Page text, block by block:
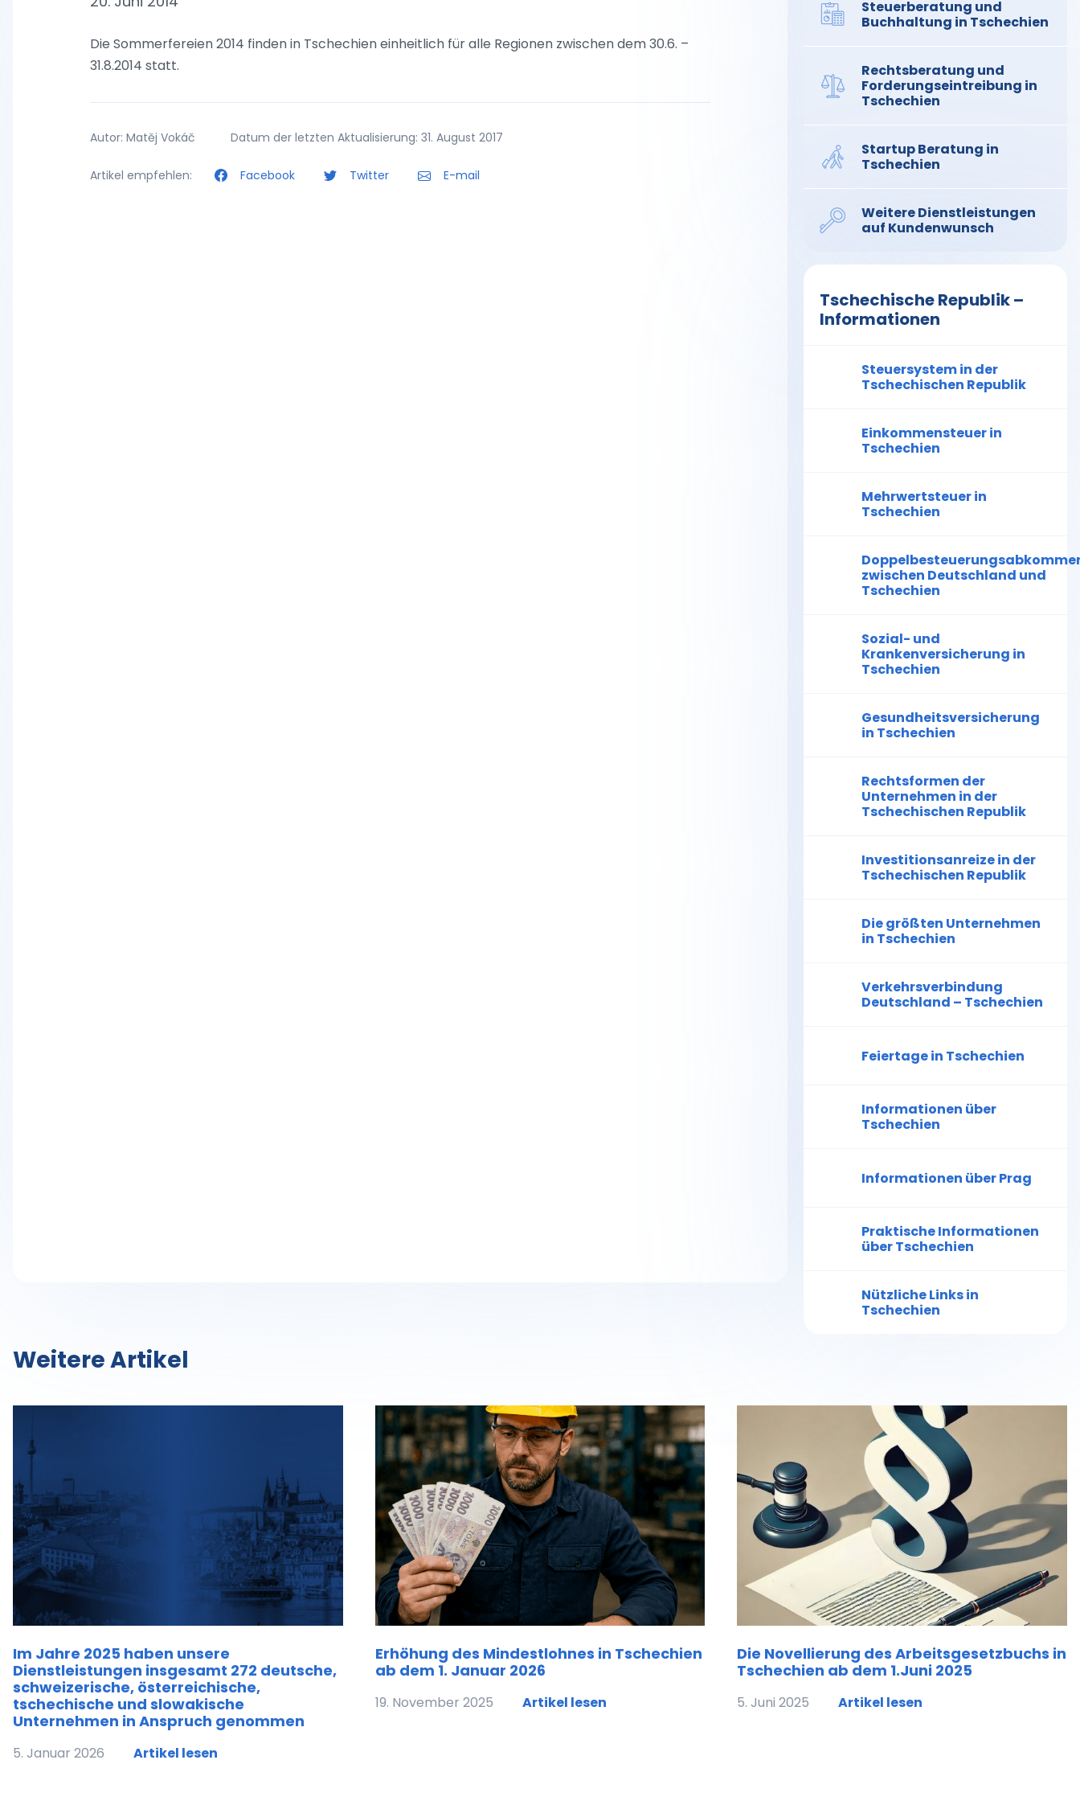
Die Sommerfereien 2014 finden in Tschechien einheitlich für alle Regionen zwischen dem 30.6. –
31.8.2014 statt.
Autor: Matěj Vokáč Datum der letzten Aktualisierung: 31. August 2017
Artikel empfehlen: Facebook Twitter E-mail
Steuerberatung und
Buchhaltung in Tschechien
Rechtsberatung und
Forderungseintreibung in
Tschechien
Startup Beratung in
Tschechien
Weitere Dienstleistungen
auf Kundenwunsch
Tschechische Republik –
Informationen
Steuersystem in der
Tschechischen Republik
Einkommensteuer in
Tschechien
Mehrwertsteuer in
Tschechien
zwischen Deutschland und
Tschechien
Sozial- und
Krankenversicherung in
Tschechien
Gesundheitsversicherung
in Tschechien
Rechtsformen der
Unternehmen in der
Tschechischen Republik
Investitionsanreize in der
Tschechischen Republik
Die größten Unternehmen
in Tschechien
Verkehrsverbindung
Deutschland – Tschechien
Feiertage in Tschechien
Informationen über
Tschechien
Informationen über Prag
Praktische Informationen
über Tschechien
Nützliche Links in
Tschechien
Weitere Artikel
Im Jahre 2025 haben unsere
Dienstleistungen insgesamt 272 deutsche,
schweizerische, österreichische,
tschechische und slowakische
Unternehmen in Anspruch genommen
5. Januar 2026 Artikel lesen
Erhöhung des Mindestlohnes in Tschechien
ab dem 1. Januar 2026
19. November 2025 Artikel lesen
Die Novellierung des Arbeitsgesetzbuchs in
Tschechien ab dem 1.Juni 2025
5. Juni 2025 Artikel lesen